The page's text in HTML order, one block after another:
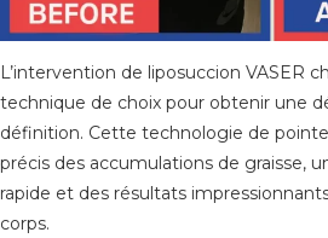
L’intervention de liposuccion VASER
technique de choix pour obtenir une
définition. Cette technologie de
précis des accumulations de graisse,
rapide et des résultats
corps.